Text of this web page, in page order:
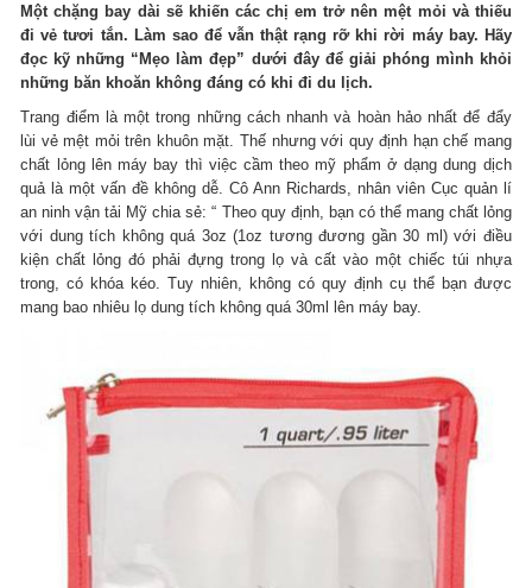
Một chặng bay dài sẽ khiến các chị em trở nên mệt mỏi và thiếu
đi vẻ tươi tắn. Làm sao để vẫn thật rạng rỡ khi rời máy bay. Hãy
đọc kỹ những “Mẹo làm đẹp” dưới đây để giải phóng mình khỏi
những băn khoăn không đáng có khi đi du lịch.
Trang điểm là một trong những cách nhanh và hoàn hảo nhất để đẩy
lùi vẻ mệt mỏi trên khuôn mặt. Thế nhưng với quy định hạn chế mang
chất lỏng lên máy bay thì việc cầm theo mỹ phẩm ở dạng dung dịch
quả là một vấn đề không dễ. Cô Ann Richards, nhân viên Cục quản lí
an ninh vận tải Mỹ chia sẻ: “ Theo quy định, bạn có thể mang chất lỏng
với dung tích không quá 3oz (1oz tương đương gần 30 ml) với điều
kiện chất lỏng đó phải đựng trong lọ và cất vào một chiếc túi nhựa
trong, có khóa kéo. Tuy nhiên, không có quy định cụ thể bạn được
mang bao nhiêu lọ dung tích không quá 30ml lên máy bay.